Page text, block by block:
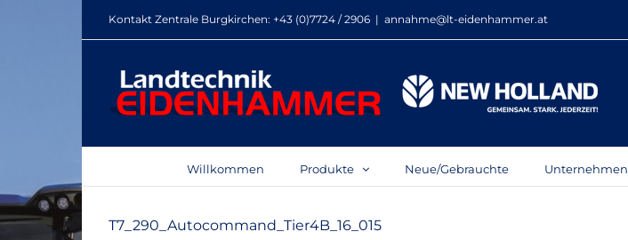
Kontakt Zentrale Burgkirchen: +43 (0)7724 / 2906 | annahme@lt-eidenhammer.at
Willkommen Produkte Neue/Gebrauchte Unternehmen
T7_290_Autocommand_Tier4B_16_015